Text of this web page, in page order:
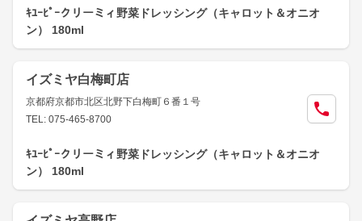
ｷﾕｰﾋﾟｰクリーミィ野菜ドレッシング（キャロット＆オニオ
ン） 180ml
イズミヤ白梅町店
京都府京都市北区北野下白梅町６番１号
TEL: 075-465-8700
ｷﾕｰﾋﾟｰクリーミィ野菜ドレッシング（キャロット＆オニオ
ン） 180ml